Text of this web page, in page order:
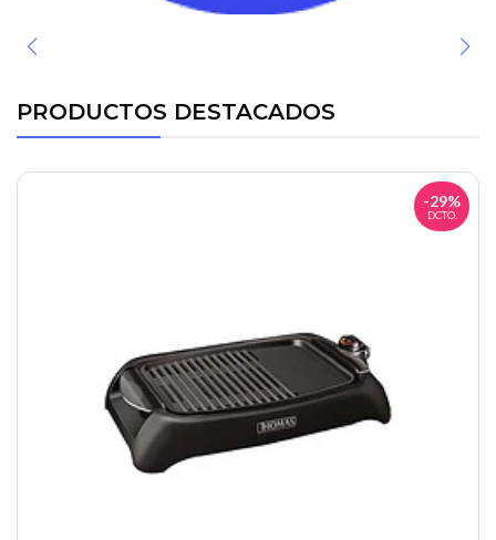
PRODUCTOS DESTACADOS
-29%
DCTO.